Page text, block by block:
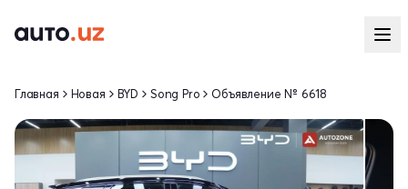
Главная Новая BYD Song Pro Объявление № 6618